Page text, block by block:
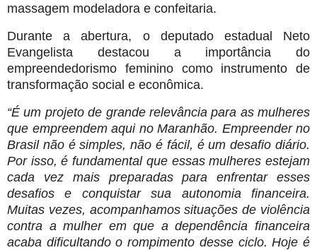
massagem modeladora e confeitaria.
Durante a abertura, o deputado estadual Neto
Evangelista destacou a importância do
empreendedorismo feminino como instrumento de
transformação social e econômica.
“É um projeto de grande relevância para as mulheres
que empreendem aqui no Maranhão. Empreender no
Brasil não é simples, não é fácil, é um desafio diário.
Por isso, é fundamental que essas mulheres estejam
cada vez mais preparadas para enfrentar esses
desafios e conquistar sua autonomia financeira.
Muitas vezes, acompanhamos situações de violência
contra a mulher em que a dependência financeira
acaba dificultando o rompimento desse ciclo. Hoje é